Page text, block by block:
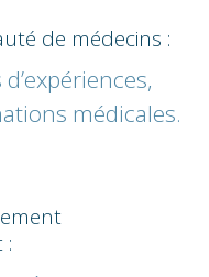
de médecins :
médicales.
: